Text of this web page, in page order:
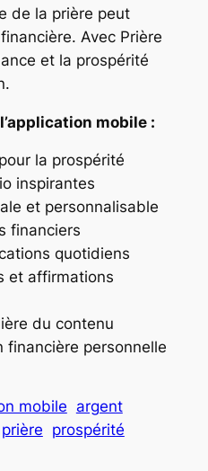
de la prière peut
Avec Prière
et la prospérité
mobile :
la prospérité
inspirantes
et personnalisable
financiers
quotidiens
et affirmations
du contenu
financière personnelle
mobile
argent
prière prospérité